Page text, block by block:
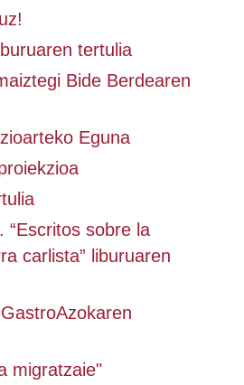
tertulia
Bide Berdearen
Eguna
“Escritos sobre la
carlista” liburuaren
migratzaie"